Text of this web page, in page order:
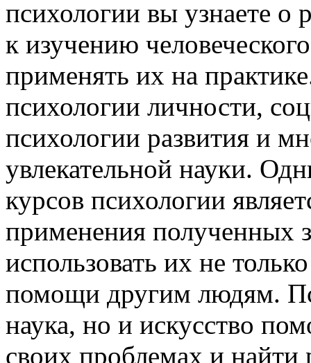
психологии вы узнаете о
к изучению
применять их на
психологии личности,
психологии развития и
увлекательной науки.
курсов психологии
применения полученных
использовать их не
помощи другим людям.
наука, но и искусство
своих проблемах и